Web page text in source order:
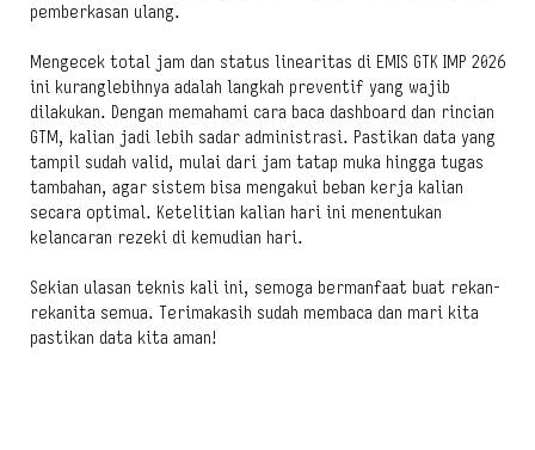
pemberkasan ulang.
Mengecek total jam dan status linearitas di EMIS GTK IMP 2026
ini kuranglebihnya adalah langkah preventif yang wajib
dilakukan. Dengan memahami cara baca dashboard dan rincian
GTM, kalian jadi lebih sadar administrasi. Pastikan data yang
tampil sudah valid, mulai dari jam tatap muka hingga tugas
tambahan, agar sistem bisa mengakui beban kerja kalian
secara optimal. Ketelitian kalian hari ini menentukan
kelancaran rezeki di kemudian hari.
Sekian ulasan teknis kali ini, semoga bermanfaat buat rekan-
rekanita semua. Terimakasih sudah membaca dan mari kita
pastikan data kita aman!